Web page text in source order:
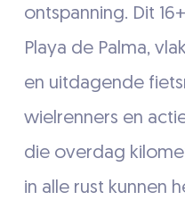
ontspanning. Dit
Playa de Palma,
en uitdagende
wielrenners en
die overdag
in alle rust kunnen